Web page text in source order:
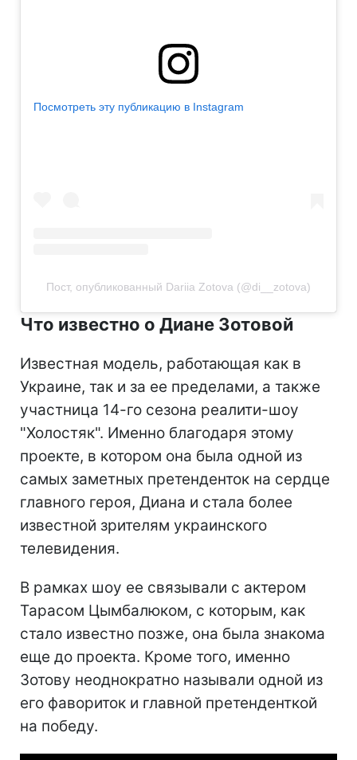
Посмотреть эту публикацию в Instagram
Пост, опубликованный Dariia Zotova (@di__zotova)
Что известно о Диане Зотовой
Известная модель, работающая как в
Украине, так и за ее пределами, а также
участница 14-го сезона реалити-шоу
"Холостяк". Именно благодаря этому
проекте, в котором она была одной из
самых заметных претенденток на сердце
главного героя, Диана и стала более
известной зрителям украинского
телевидения.
В рамках шоу ее связывали с актером
Тарасом Цымбалюком, с которым, как
стало известно позже, она была знакома
еще до проекта. Кроме того, именно
Зотову неоднократно называли одной из
его фавориток и главной претенденткой
на победу.